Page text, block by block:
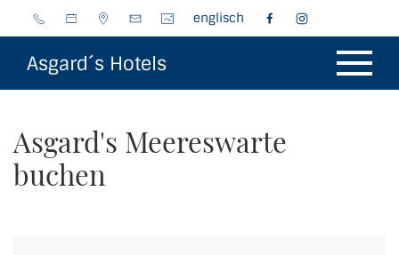
englisch
Asgard´s Hotels
Asgard's Meereswarte
buchen